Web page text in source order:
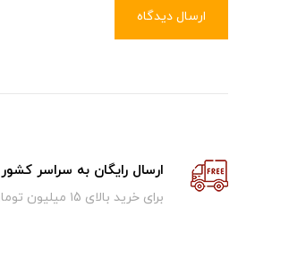
ارسال دیدگاه
ارسال رایگان به سراسر کشور
برای خرید بالای ۱5 میلیون تومان